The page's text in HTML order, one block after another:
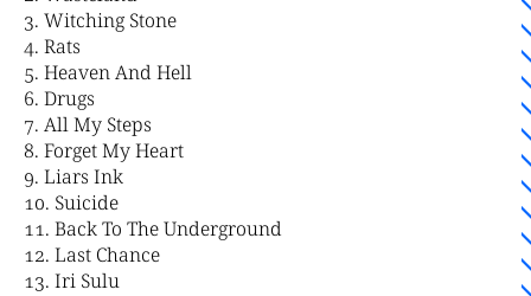
Witching Stone
Rats
Heaven And Hell
Drugs
All My Steps
Forget My Heart
Liars Ink
Suicide
Back To The Underground
Last Chance
Iri Sulu